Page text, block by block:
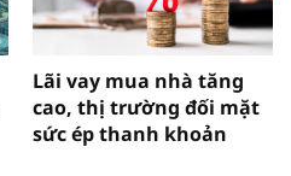
Lãi vay mua nhà tăng
cao, thị trường đối mặt
sức ép thanh khoản